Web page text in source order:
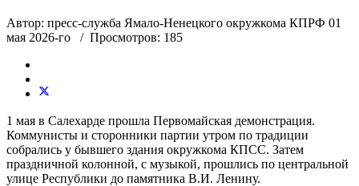
Автор: пресс-служба Ямало-Ненецкого окружкома КПРФ 01
мая 2026-го
/ Просмотров: 185
1 мая в Салехарде прошла Первомайская демонстрация.
Коммунисты и сторонники партии утром по традиции
собрались у бывшего здания окружкома КПСС. Затем
праздничной колонной, с музыкой, прошлись по центральной
улице Республики до памятника В.И. Ленину.